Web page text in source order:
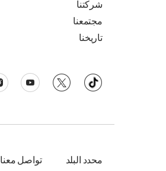
شركتنا
مجتمعنا
تاريخنا
محدد البلد تواصل معنا